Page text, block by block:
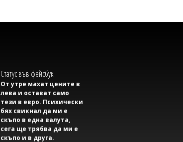
Статус във фейсбук
От утре махат цените в
лева и остават само
тези в евро. Психически
бях свикнал да ми е
скъпо в една валута,
сега ще трябва да ми е
скъпо и в друга.